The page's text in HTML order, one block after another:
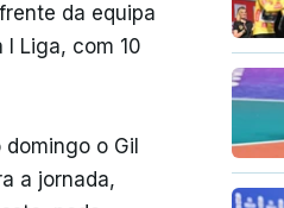
da equipa
Liga, com 10
o Gil
a jornada,